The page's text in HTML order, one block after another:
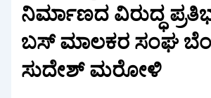
ನಿರ್ಮಾಣದ ವಿರುದ್ಧ
ಬಸ್ ಮಾಲಕರ ಸಂಘ
ಸುದೇಶ್ ಮರೋಳಿ